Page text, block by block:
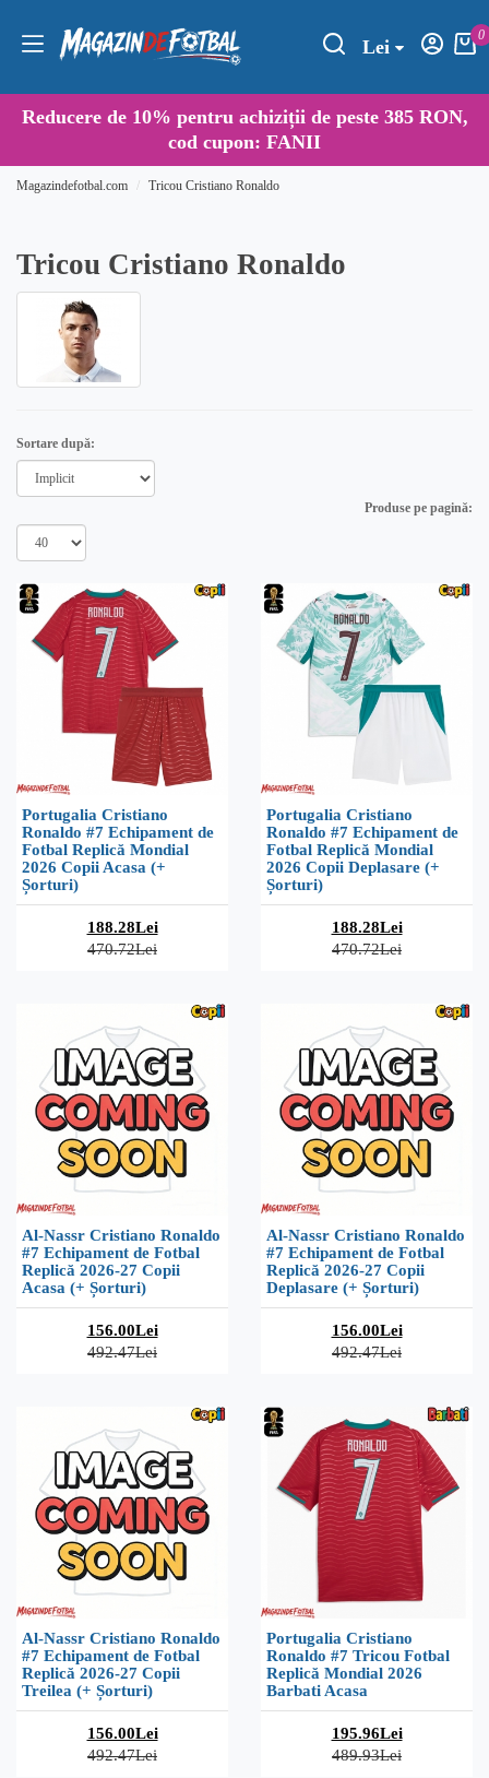
Lei
0
Reducere de 10% pentru achiziții de peste 385 RON,
cod cupon: FANII
Magazindefotbal.com Tricou Cristiano Ronaldo
Tricou Cristiano Ronaldo
Sortare după:
Produse pe pagină:
Portugalia Cristiano
Ronaldo #7 Echipament de
Fotbal Replică Mondial
2026 Copii Acasa (+
Șorturi)
188.28Lei
470.72Lei
Portugalia Cristiano
Ronaldo #7 Echipament de
Fotbal Replică Mondial
2026 Copii Deplasare (+
Șorturi)
188.28Lei
470.72Lei
Al-Nassr Cristiano Ronaldo
#7 Echipament de Fotbal
Replică 2026-27 Copii
Acasa (+ Șorturi)
156.00Lei
492.47Lei
Al-Nassr Cristiano Ronaldo
#7 Echipament de Fotbal
Replică 2026-27 Copii
Deplasare (+ Șorturi)
156.00Lei
492.47Lei
Al-Nassr Cristiano Ronaldo
#7 Echipament de Fotbal
Replică 2026-27 Copii
Treilea (+ Șorturi)
156.00Lei
492.47Lei
Portugalia Cristiano
Ronaldo #7 Tricou Fotbal
Replică Mondial 2026
Barbati Acasa
195.96Lei
489.93Lei